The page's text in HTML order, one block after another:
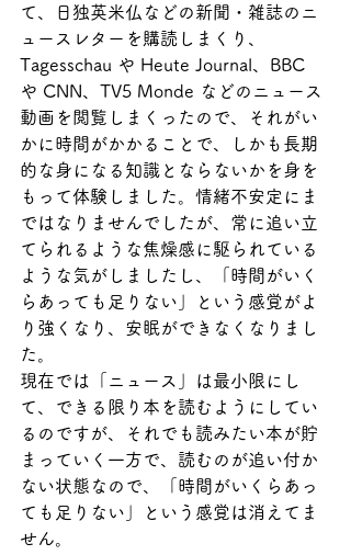
て、日独英米仏などの新聞・雑誌のニ
ュースレターを購読しまくり、
Tagesschau や Heute Journal、BBC
や CNN、TV5 Monde などのニュース
動画を閲覧しまくったので、それがい
かに時間がかかることで、しかも長期
的な身になる知識とならないかを身を
もって体験しました。情緒不安定にま
ではなりませんでしたが、常に追い立
てられるような焦燥感に駆られている
ような気がしましたし、「時間がいく
らあっても足りない」という感覚がよ
り強くなり、安眠ができなくなりまし
た。
現在では「ニュース」は最小限にし
て、できる限り本を読むようにしてい
るのですが、それでも読みたい本が貯
まっていく一方で、読むのが追い付か
ない状態なので、「時間がいくらあっ
ても足りない」という感覚は消えてま
せん。